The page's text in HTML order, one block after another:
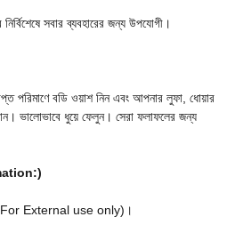
নির্বিশেষে সবার ব্যবহারের জন্য উপযোগী।
পরিমাণে বডি ওয়াশ নিন এবং আপনার লুফা, ধোয়ার
ভালোভাবে ধুয়ে ফেলুন। সেরা ফলাফলের জন্য
(For External use only)।